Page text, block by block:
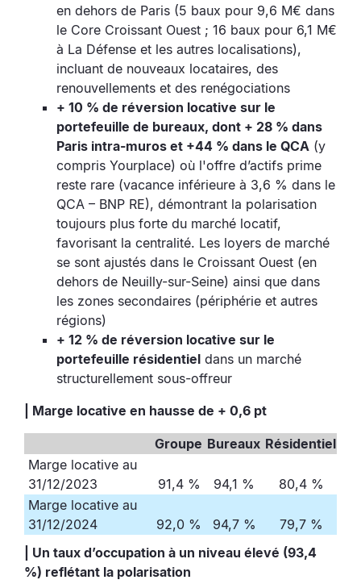
en dehors de Paris (5 baux pour 9,6 M€ dans
le Core Croissant Ouest ; 16 baux pour 6,1 M€
à La Défense et les autres localisations),
incluant de nouveaux locataires, des
renouvellements et des renégociations
+ 10 % de réversion locative sur le
portefeuille de bureaux, dont + 28 % dans
Paris intra-muros et +44 % dans le QCA (y
compris Yourplace) où l'offre d’actifs prime
reste rare (vacance inférieure à 3,6 % dans le
QCA – BNP RE), démontrant la polarisation
toujours plus forte du marché locatif,
favorisant la centralité. Les loyers de marché
se sont ajustés dans le Croissant Ouest (en
dehors de Neuilly-sur-Seine) ainsi que dans
les zones secondaires (périphérie et autres
régions)
+ 12 % de réversion locative sur le
portefeuille résidentiel dans un marché
structurellement sous-offreur
| Marge locative en hausse de + 0,6 pt
Groupe Bureaux Résidentiel
Marge locative au
31/12/2023
91,4 % 94,1 %
80,4 %
Marge locative au
31/12/2024
92,0 % 94,7 %
79,7 %
| Un taux d’occupation à un niveau élevé (93,4
%) reflétant la polarisation